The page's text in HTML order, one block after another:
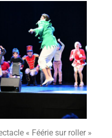
« Féérie sur roller »